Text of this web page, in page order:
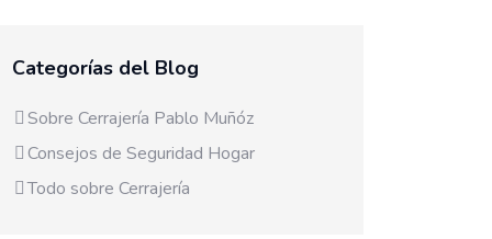
Categorías del Blog
Sobre Cerrajería Pablo Muñóz
Consejos de Seguridad Hogar
Todo sobre Cerrajería